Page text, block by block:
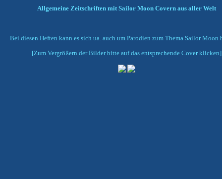
Allgemeine Zeitschriften mit Sailor Moon Covern aus aller Welt
Bei diesen Heften kann es sich ua. auch um Parodien zum Thema Sailor Moon
[Zum Vergrößern der Bilder bitte auf das entsprechende Cover klicken]